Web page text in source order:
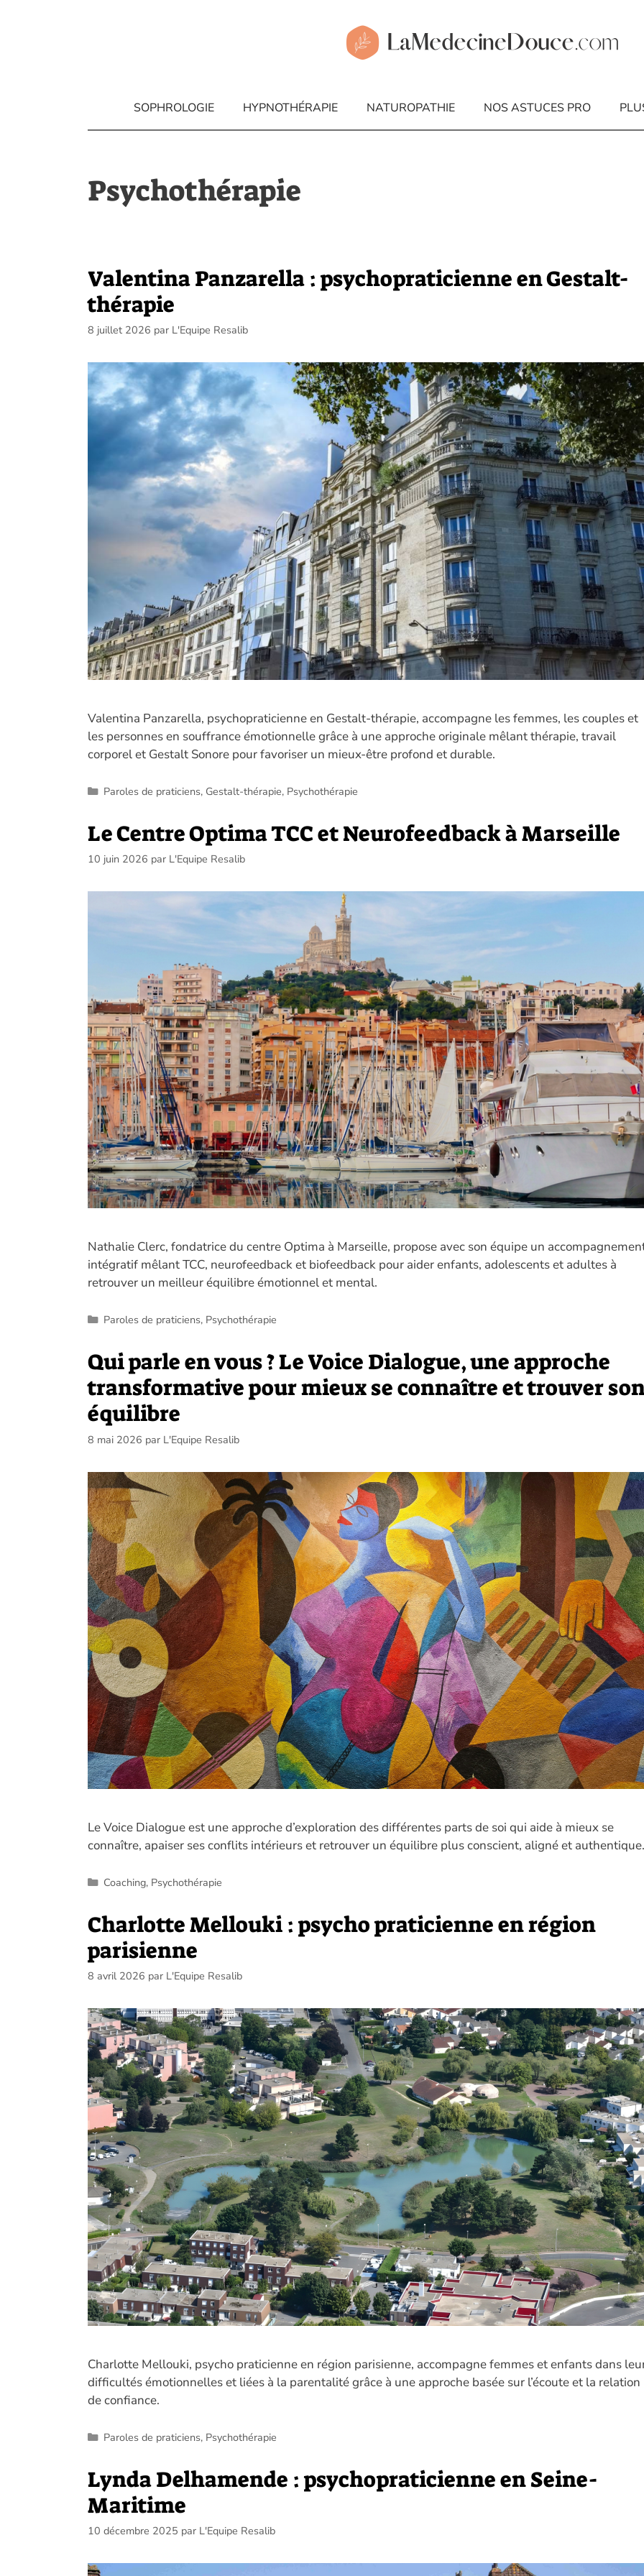
SOPHROLOGIE HYPNOTHÉRAPIE NATUROPATHIE NOS ASTUCES PRO
Psychothérapie
Valentina Panzarella : psychopraticienne en Gestalt-
thérapie
8 juillet 2026 par L'Equipe Resalib
Valentina Panzarella, psychopraticienne en Gestalt-thérapie, accompagne les femmes, les couples et
les personnes en souffrance émotionnelle grâce à une approche originale mêlant thérapie, travail
corporel et Gestalt Sonore pour favoriser un mieux-être profond et durable.
Catégories
Paroles de praticiens, Gestalt-thérapie, Psychothérapie
Le Centre Optima TCC et Neurofeedback à Marseille
10 juin 2026 par L'Equipe Resalib
Nathalie Clerc, fondatrice du centre Optima à Marseille, propose avec son équipe un
intégratif mêlant TCC, neurofeedback et biofeedback pour aider enfants, adolescents et adultes à
retrouver un meilleur équilibre émotionnel et mental.
Catégories
Paroles de praticiens, Psychothérapie
Qui parle en vous ? Le Voice Dialogue, une approche
transformative pour mieux se connaître et trouver
équilibre
8 mai 2026 par L'Equipe Resalib
Le Voice Dialogue est une approche d’exploration des différentes parts de soi qui aide à mieux se
connaître, apaiser ses conflits intérieurs et retrouver un équilibre plus conscient, aligné et authentique.
Catégories
Coaching, Psychothérapie
Charlotte Mellouki : psycho praticienne en région
parisienne
8 avril 2026 par L'Equipe Resalib
Charlotte Mellouki, psycho praticienne en région parisienne, accompagne femmes et enfants dans
difficultés émotionnelles et liées à la parentalité grâce à une approche basée sur l’écoute et la relation
de confiance.
Catégories
Paroles de praticiens, Psychothérapie
Lynda Delhamende : psychopraticienne en Seine-
Maritime
10 décembre 2025 par L'Equipe Resalib